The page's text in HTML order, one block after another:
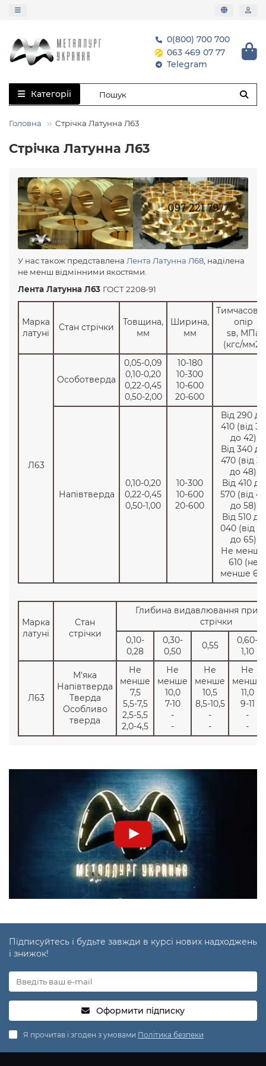
0(800) 700 700
063 469 07 77
Telegram
Категорії
Головна Стрічка Латунна Л63
Стрічка Латунна Л63
У нас також представлена Лента Латунна Л68, наділена
не менш відмінними якостями.
Лента Латунна Л63 ГОСТ 2208-91
Марка
латуні
Стан стрічки
Товщина,
мм
Ширина,
мм
опір
sв, МПа
(кгс/мм2)
Л63
Особотверда
0,05-0,09
0,10-0,20
0,22-0,45
0,50-2,00
10-180
10-300
10-600
20-600
Напівтверда
0,10-0,20
0,22-0,45
0,50-1,00
10-300
10-600
20-600
Від 290 до
410 (від 30
до 42)
Від 340 до
470 (від 35
до 48)
Від 410 до
570 (від 42
до 58)
Від 510 до
040 (від 52
до 65)
Не менше
610 (не
менше 62)
Марка
латуні
Стан
стрічки
Глибина видавлювання при
стрічки
0,10-
0,28
0,30-
0,50
0,55
0,60-
1,10
Л63
М'яка
Напівтверда
Тверда
Особливо
тверда
Не
менше
7,5
5,5-7,5
2,5-5,5
2,0-4,5
Не
менше
10,0
7-10
-
-
Не
менше
10,5
8,5-10,5
-
-
Не
менше
11,0
9-11
-
-
Підписуйтесь і будьте завжди в курсі нових надходжень
і знижок!
Оформити підписку
Я прочитав і згоден з умовами Політика безпеки